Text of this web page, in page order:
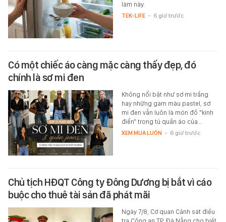
làm này.
TEK-LIFE - 6 giờ trước
Có một chiếc áo càng mặc càng thấy đẹp, đó
chính là sơ mi đen
Không nổi bật như sơ mi trắng
hay những gam màu pastel, sơ
mi đen vẫn luôn là món đồ "kinh
điển" trong tủ quần áo của…
XEM MUA LUÔN - 6 giờ trước
Chủ tịch HĐQT Công ty Đông Dương bị bắt vì cáo
buộc cho thuê tài sản đã phát mãi
Ngày 7/8, Cơ quan Cảnh sát điều